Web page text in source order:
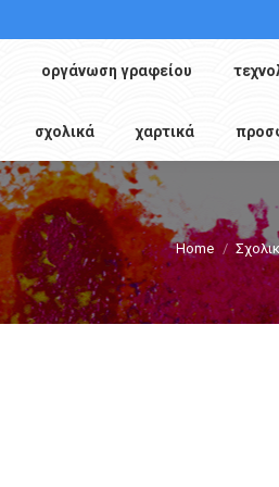
οργάνωση γραφείου
σχολικά χαρτικά
You are here:
Home